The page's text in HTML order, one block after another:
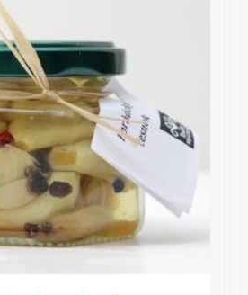
Do záhrady a sadu
Služby
Zážitky